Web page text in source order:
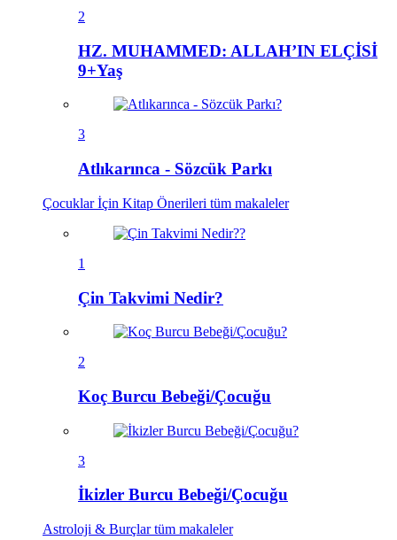
2
HZ. MUHAMMED: ALLAH’IN ELÇİSİ
9+Yaş
3
Atlıkarınca - Sözcük Parkı
Çocuklar İçin Kitap Önerileri tüm makaleler
1
Çin Takvimi Nedir?
2
Koç Burcu Bebeği/Çocuğu
3
İkizler Burcu Bebeği/Çocuğu
Astroloji & Burçlartüm makaleler